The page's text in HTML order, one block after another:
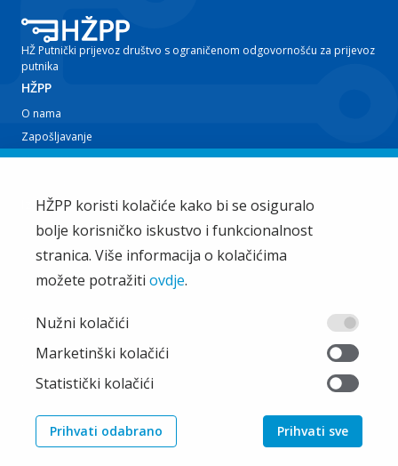
HŽ Putnički prijevoz društvo s ograničenom odgovornošću za prijevoz
putnika
HŽPP
O nama
Zapošljavanje
Planovi i izvještaji
Iz tvrtke
EU projekti
Train'n'Green
Vijesti
Ostalo
Oglašavanje
Pristup informacijama
Pravila privatnosti
HŽPP koristi kolačiće kako bi se osiguralo
bolje korisničko iskustvo i funkcionalnost
stranica. Više informacija o kolačićima
možete potražiti ovdje.
Nužni kolačići
Marketinški kolačići
Statistički kolačići
Prihvati odabrano Prihvati sve